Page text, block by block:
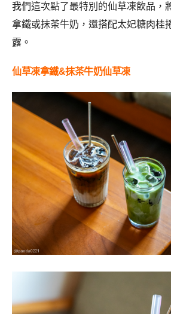
我們這次點了最特別的仙草凍飲品，
拿鐵或抹茶牛奶，還搭配太妃糖肉桂
露。
仙草凍拿鐵&抹茶牛奶仙草凍